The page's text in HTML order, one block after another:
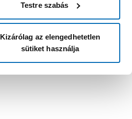
Testre szabás
Kizárólag az elengedhetetlen
sütiket használja